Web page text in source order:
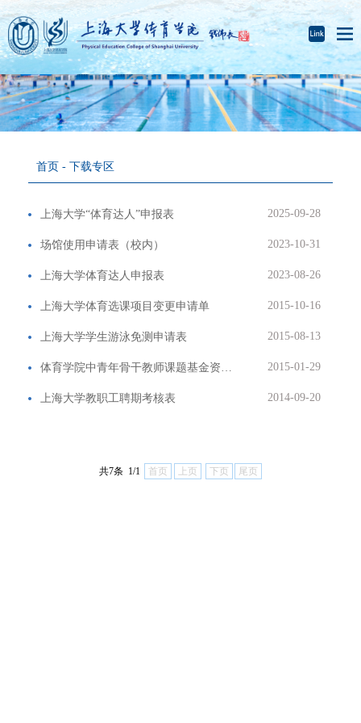
首页 - 下载专区
上海大学“体育达人”申报表 2025-09-28
场馆使用申请表（校内） 2023-10-31
上海大学体育达人申报表 2023-08-26
上海大学体育选课项目变更申请单 2015-10-16
上海大学学生游泳免测申请表 2015-08-13
2015-01-29
上海大学教职工聘期考核表 2014-09-20
共7条 1/1 首页 上页 下页 尾页